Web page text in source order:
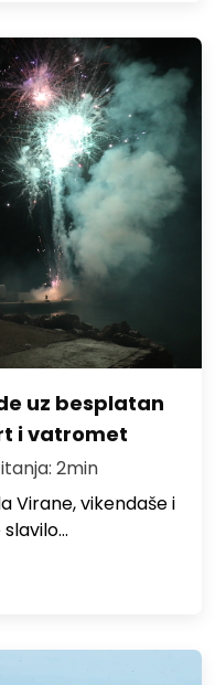
uz besplatan
i vatromet
2min
Virane, vikendaše i